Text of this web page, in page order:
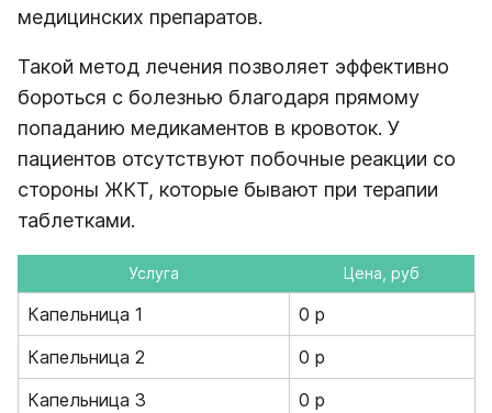
медицинских препаратов.
Такой метод лечения позволяет эффективно
бороться с болезнью благодаря прямому
попаданию медикаментов в кровоток. У
пациентов отсутствуют побочные реакции со
стороны ЖКТ, которые бывают при терапии
таблетками.
Услуга Цена, руб
Капельница 1
0 р
Капельница 2
0 р
Капельница 3
0 р